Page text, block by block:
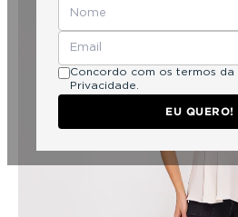
Concordo com os termos da
Privacidade.
EU QUERO!